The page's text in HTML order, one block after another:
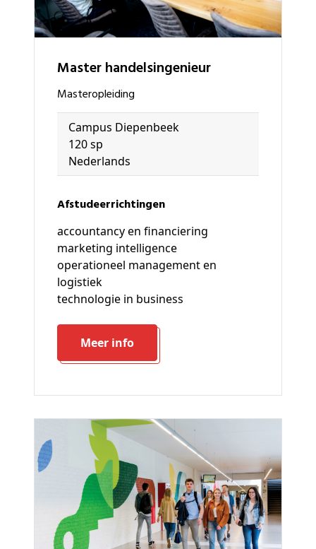
master handelsingenieur
masteropleiding
Campus Diepenbeek
120 sp
Nederlands
Afstudeerrichtingen
accountancy en financiering
marketing intelligence
operationeel management en
logistiek
technologie in business
Meer info